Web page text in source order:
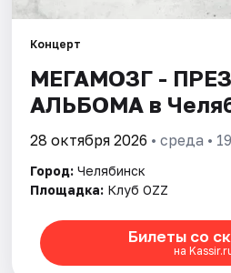
Концерт
МЕГАМОЗГ -
АЛЬБОМА в
28 октября 2026 • среда •
Город: Челябинск
Площадка: Клуб OZZ
Билеты со
на